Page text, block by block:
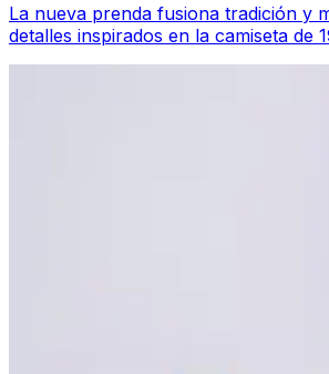
La nueva prenda fusiona tradición y
detalles inspirados en la camiseta de